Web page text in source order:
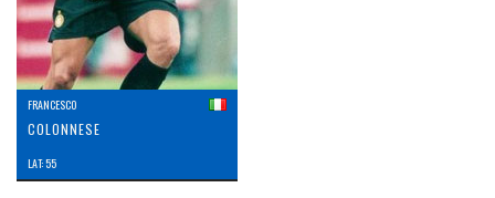
FRANCESCO
COLONNESE
LAT: 55